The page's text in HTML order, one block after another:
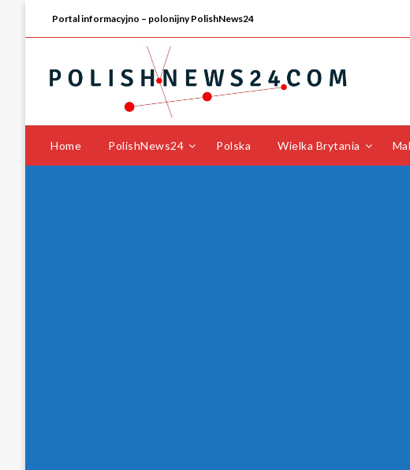
Portal informacyjno – polonijny PolishNews24
Home PolishNews24 Polska Wielka Brytania